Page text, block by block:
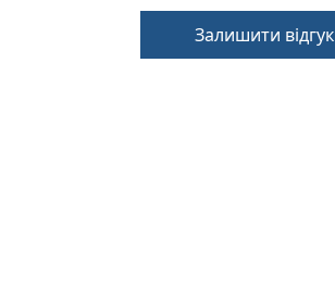
Залишити відгук